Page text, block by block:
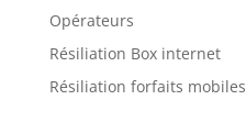
Opérateurs
Résiliation Box internet
Résiliation forfaits mobiles